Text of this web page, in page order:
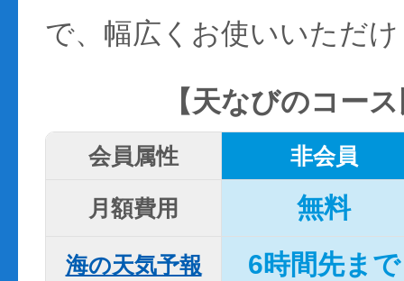
で、幅広くお使いいただ
【天なびのコー
会員属性 非会員
月額費用 無料
海の天気予報 6時間先まで